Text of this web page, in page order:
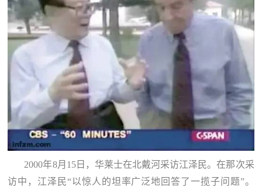
2000年8月15日，华莱士在北戴河采访江泽民。在那次采
访中，江泽民“以惊人的坦率广泛地回答了一揽子问题”。